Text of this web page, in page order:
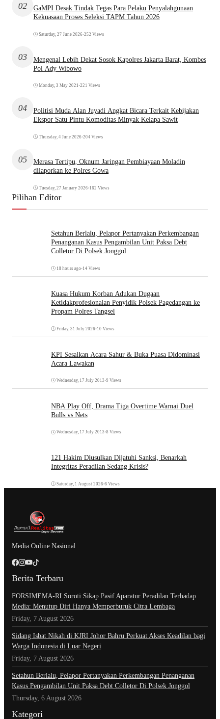
02
GaMPI Desak Tindak Tegas Para Pelaku Penyalahgunaan
Kekuasaan Proses Seleksi TAPM Tahun 2026
Saturday, 27 June 2026•252 Views
03
Mengenal Lebih Dekat Sosok Kapolres Jakarta Barat, Kombes
Pol Ady Wibowo
Monday, 3 May 2021 •221 Views
04
Politisi Muda Alan Juyadi Angkat Bicara Terkait Kebijakan
Ekspor Satu Pintu Komoditas Minyak Kelapa Sawit
Thursday, 4 June 2026•204 Views
05
Merasa Tertipu, Oknum Jaringan Pembiayaan Moladin
dilaporkan ke Polres Gowa
Tuesday, 27 January 2026•162 Views
Pilihan Editor
Setahun Berlalu, Pelapor Pertanyakan Perkembangan
Penanganan Kasus Pengambilan Unit Paksa Debt
Colletor Di Polsek Jonggol
18 hours ago •14 Views
Kuasa Hukum Korban Adukan Dugaan
Ketidakprofesionalan Penyidik Polsek Pagedangan ke
Propam Polres Tangsel
Friday, 31 July 2026•10 Views
KPI Sesalkan Acara Sahur & Buka Puasa Didominasi
Acara Lawakan
Wednesday, 17 July 2013 •9 Views
NBA Play Off, Drama Tiga Overtime Warnai Duel
Bulls vs Nets
Wednesday, 17 July 2013 •8 Views
121 Hakim Diusulkan Dijatuhi Sanksi, Benarkah
Integritas Peradilan Sedang Krisis?
Saturday, 1 August 2026•6 Views
Media Online Nasional
Berita Terbaru
​FORSIMEMA-RI Soroti Sikap Pasif Aparatur Peradilan Terhadap
Media: Menutup Diri Hanya Memperburuk Citra Lembaga
Friday, 7 August 2026
Sidang Isbat Nikah di KJRI Johor Bahru Perkuat Akses Keadilan bagi
Warga Indonesia di Luar Negeri
Friday, 7 August 2026
Setahun Berlalu, Pelapor Pertanyakan Perkembangan Penanganan
Kasus Pengambilan Unit Paksa Debt Colletor Di Polsek Jonggol
Thursday, 6 August 2026
Kategori